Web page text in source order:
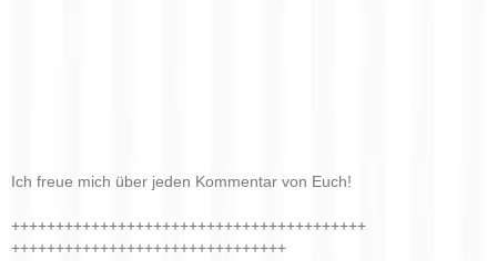
Ich freue mich über jeden Kommentar von Euch!
++++++++++++++++++++++++++++++++++++++++
+++++++++++++++++++++++++++++++